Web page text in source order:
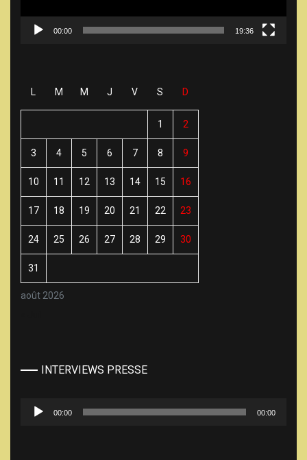
00:00 19:36
août 2026
L M M J V S D
1 2
3 4 5 6 7 8 9
10 11 12 13 14 15 16
17 18 19 20 21 22 23
24 25 26 27 28 29 30
31
INTERVIEWS PRESSE
Lecteur
audio
00:00 00:00